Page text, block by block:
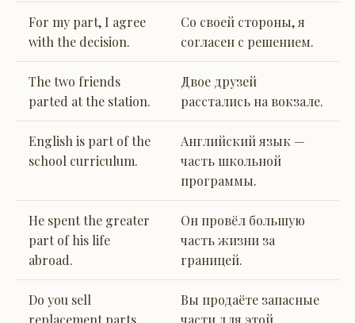
For my part, I agree
with the decision.
Со своей стороны, я
согласен с решением.
The two friends
parted at the station.
Двое друзей
расстались на вокзале.
English is part of the
school curriculum.
Английский язык —
часть школьной
программы.
He spent the greater
part of his life
abroad.
Он провёл большую
часть жизни за
границей.
Do you sell
replacement parts
Вы продаёте запасные
части для этой